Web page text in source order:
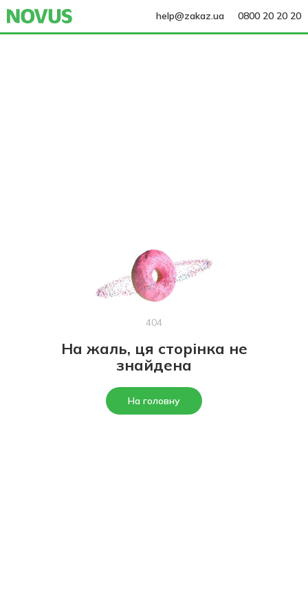
help@zakaz.ua 0800 20 20 20
404
На жаль, ця сторінка не
знайдена
На головну